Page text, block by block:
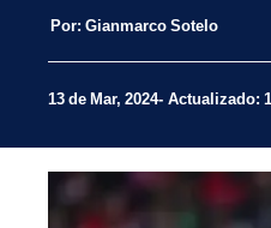
Por: Gianmarco Sotelo
13 de Mar, 2024 Actualizado: